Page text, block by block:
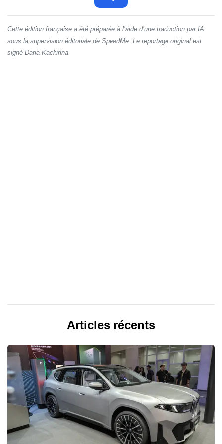
Cette édition française a été préparée à l’aide d’une traduction par IA
sous la supervision éditoriale de SpeedMe. Le reportage original est
signé Daria Kachirina
Articles récents